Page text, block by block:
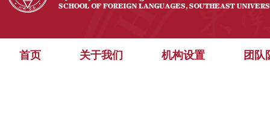
首页 关于我们 机构设置 团队